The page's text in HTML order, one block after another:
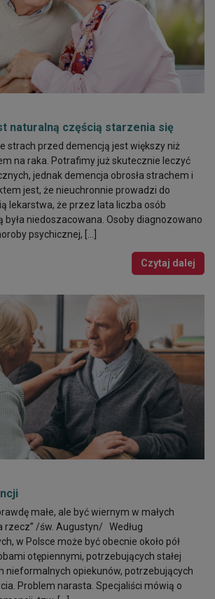
naturalną częścią starzenia się
strach przed demencją jest większy niż
na raka. Potrafimy już skutecznie leczyć
jednak demencja obrosła strachem i
jest, że nieuchronnie prowadzi do
lekarstwa, że przez lata liczba osób
była niedoszacowana. Osoby diagnozowano
psychicznej, […]
Czytaj dalej
małe, ale być wiernym w małych
rzecz” /św. Augustyn/ Według
w Polsce może być obecnie około pół
otępiennymi, potrzebujących stałej
nieformalnych opiekunów, potrzebujących
Problem narasta. Specjaliści mówią o